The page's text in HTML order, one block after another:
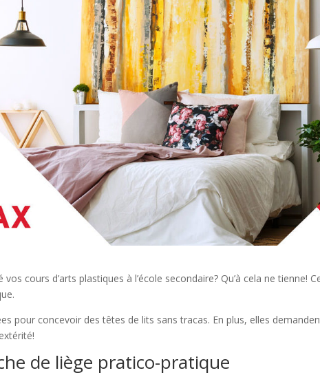
vos cours d’arts plastiques à l’école secondaire? Qu’à cela ne tienne!
pour concevoir des têtes de lits sans tracas. En plus, elles
de liège pratico-pratique